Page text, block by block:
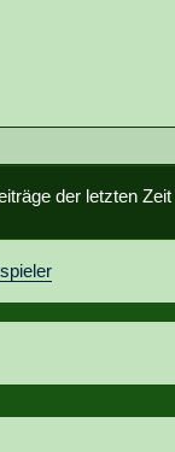
der letzten